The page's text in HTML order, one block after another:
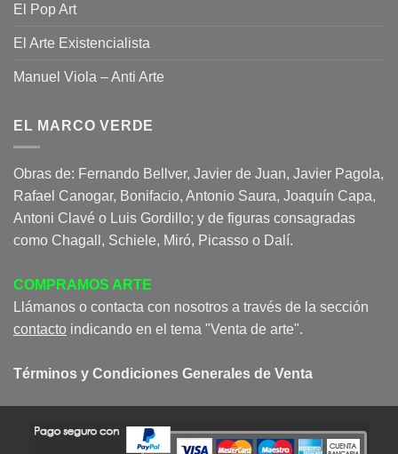
El Pop Art
El Arte Existencialista
Manuel Viola – Anti Arte
EL MARCO VERDE
Obras de: Fernando Bellver, Javier de Juan, Javier Pagola,
Rafael Canogar, Bonifacio, Antonio Saura, Joaquín Capa,
Antoni Clavé o Luis Gordillo; y de figuras consagradas
como Chagall, Schiele, Miró, Picasso o Dalí.
COMPRAMOS ARTE
Llámanos o contacta con nosotros a través de la sección
contacto indicando en el tema "Venta de arte".
Términos y Condiciones Generales de Venta